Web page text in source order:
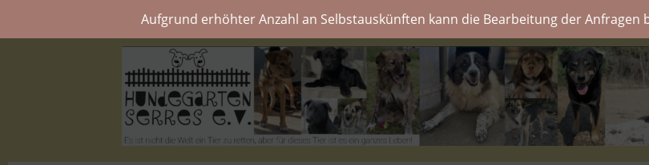
Aufgrund erhöhter Anzahl an Selbstauskünften kann die Bearbeitung der Anfragen